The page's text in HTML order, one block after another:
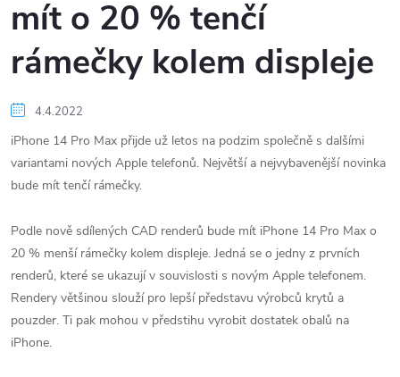
mít o 20 % tenčí
rámečky kolem displeje
4.4.2022
iPhone 14 Pro Max přijde už letos na podzim společně s dalšími
variantami nových Apple telefonů. Největší a nejvybavenější novinka
bude mít tenčí rámečky.
Podle nově sdílených CAD renderů bude mít iPhone 14 Pro Max o
20 % menší rámečky kolem displeje. Jedná se o jedny z prvních
renderů, které se ukazují v souvislosti s novým Apple telefonem.
Rendery většinou slouží pro lepší představu výrobců krytů a
pouzder. Ti pak mohou v předstihu vyrobit dostatek obalů na
iPhone.